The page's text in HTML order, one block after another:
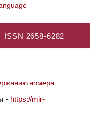
ISSN 2658-6282
номера...
- https://mir-